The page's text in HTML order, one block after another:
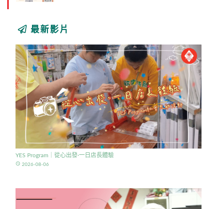
最新影片
YES Program｜從心出發·一日店長體驗
access_time 2026-08-06